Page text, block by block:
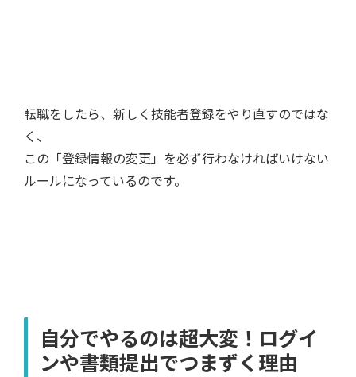
転職をしたら、新しく技能者登録をやり直すのではな
く、
この「登録情報の変更」を必ず行わなければいけない
ルールになっているのです。
自分でやるのは超大変！ログイ
ンや書類提出でつまずく理由